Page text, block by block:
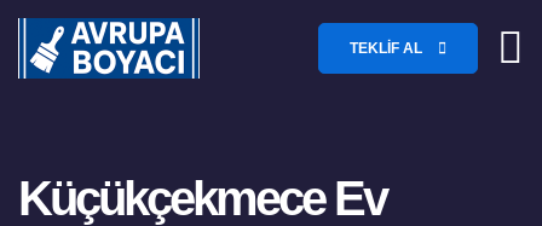
TEKLIF AL
Küçükçekmece Ev